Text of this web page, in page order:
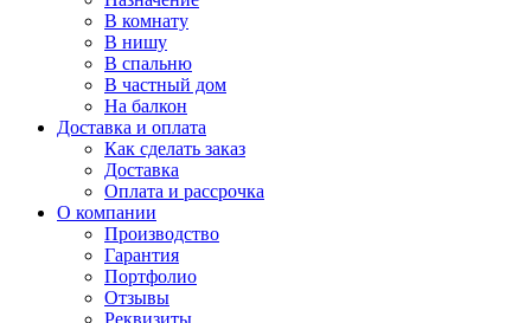
В комнату
В нишу
В спальню
В частный дом
На балкон
Доставка и оплата
Как сделать заказ
Доставка
Оплата и рассрочка
О компании
Производство
Гарантия
Портфолио
Отзывы
Реквизиты